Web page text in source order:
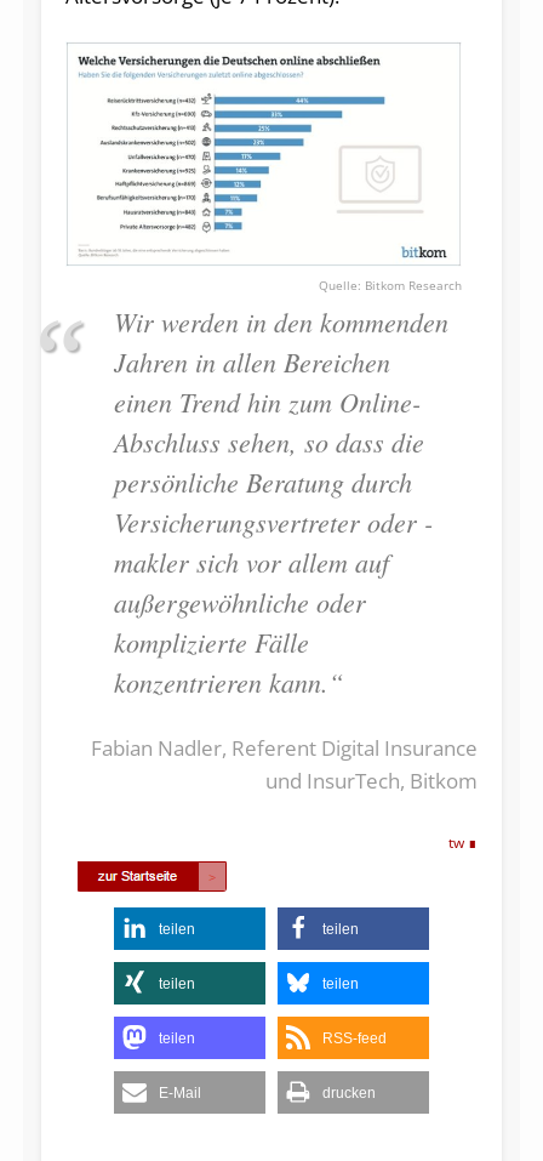
Bitkom Research
Wir werden in den kommenden
Jahren in allen Bereichen
einen Trend hin zum Online-
Abschluss sehen, so dass die
persönliche Beratung durch
Versicherungsvertreter oder -
makler sich vor allem auf
außergewöhnliche oder
komplizierte Fälle
konzentrieren kann.“
Fabian Nadler, Referent Digital Insurance
und InsurTech, Bitkom
tw
teilen teilen
teilen teilen
teilen RSS-feed
E-Mail drucken